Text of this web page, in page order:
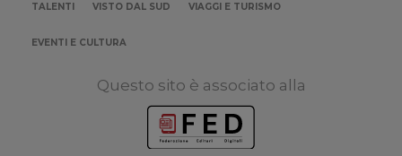
TALENTI VISTO DAL SUD VIAGGI E TURISMO
EVENTI E CULTURA
Questo sito è associato alla